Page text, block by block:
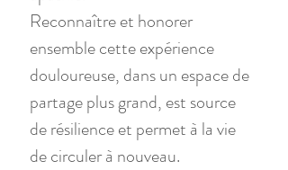
Reconnaître et honorer
ensemble cette expérience
douloureuse, dans un espace de
partage plus grand, est source
de résilience et permet à la vie
de circuler à nouveau.